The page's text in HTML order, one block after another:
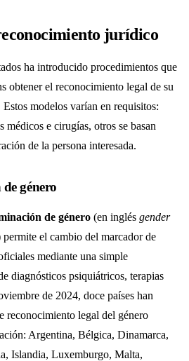
jurídico
ha introducido procedimientos que
obtener el reconocimiento legal de su
modelos varían en requisitos:
médicos e cirugías, otros se basan
de la persona interesada.
género
de género (en inglés gender
permite el cambio del marcador de
mediante una simple
diagnósticos psiquiátricos, terapias
de 2024, doce países han
reconocimiento legal del género
Argentina, Bélgica, Dinamarca,
Islandia, Luxemburgo, Malta,